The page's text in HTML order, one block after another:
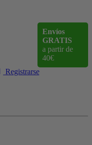
Envíos
GRATIS
a partir de
40€
Registrarse